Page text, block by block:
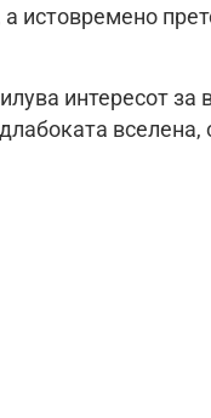
истовремено
интересот
вселена,